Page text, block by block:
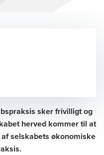
sker frivilligt og
herved kommer til at
selskabets økonomiske